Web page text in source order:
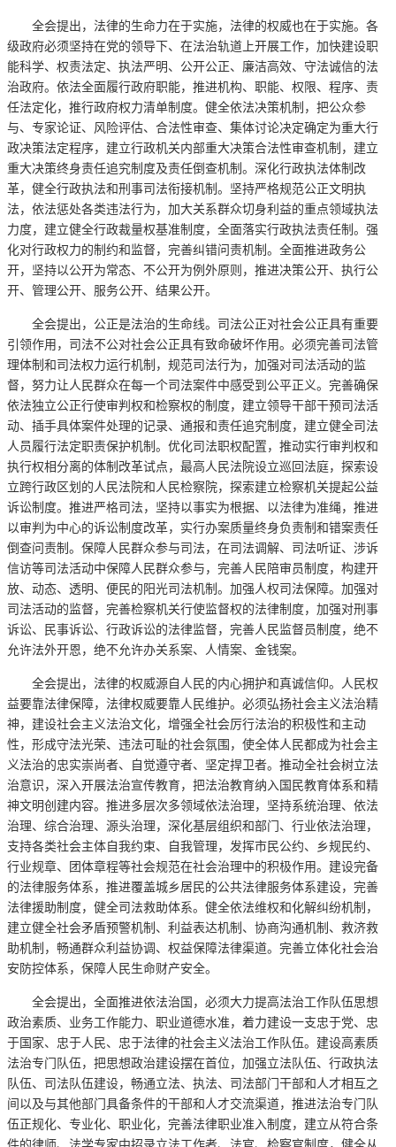
全会提出，法律的生命力在于实施，法律的权威也在于实施。各
级政府必须坚持在党的领导下、在法治轨道上开展工作，加快建设职
能科学、权责法定、执法严明、公开公正、廉洁高效、守法诚信的法
治政府。依法全面履行政府职能，推进机构、职能、权限、程序、责
任法定化，推行政府权力清单制度。健全依法决策机制，把公众参
与、专家论证、风险评估、合法性审查、集体讨论决定确定为重大行
政决策法定程序，建立行政机关内部重大决策合法性审查机制，建立
重大决策终身责任追究制度及责任倒查机制。深化行政执法体制改
革，健全行政执法和刑事司法衔接机制。坚持严格规范公正文明执
法，依法惩处各类违法行为，加大关系群众切身利益的重点领域执法
力度，建立健全行政裁量权基准制度，全面落实行政执法责任制。强
化对行政权力的制约和监督，完善纠错问责机制。全面推进政务公
开，坚持以公开为常态、不公开为例外原则，推进决策公开、执行公
开、管理公开、服务公开、结果公开。
全会提出，公正是法治的生命线。司法公正对社会公正具有重要
引领作用，司法不公对社会公正具有致命破坏作用。必须完善司法管
理体制和司法权力运行机制，规范司法行为，加强对司法活动的监
督，努力让人民群众在每一个司法案件中感受到公平正义。完善确保
依法独立公正行使审判权和检察权的制度，建立领导干部干预司法活
动、插手具体案件处理的记录、通报和责任追究制度，建立健全司法
人员履行法定职责保护机制。优化司法职权配置，推动实行审判权和
执行权相分离的体制改革试点，最高人民法院设立巡回法庭，探索设
立跨行政区划的人民法院和人民检察院，探索建立检察机关提起公益
诉讼制度。推进严格司法，坚持以事实为根据、以法律为准绳，推进
以审判为中心的诉讼制度改革，实行办案质量终身负责制和错案责任
倒查问责制。保障人民群众参与司法，在司法调解、司法听证、涉诉
信访等司法活动中保障人民群众参与，完善人民陪审员制度，构建开
放、动态、透明、便民的阳光司法机制。加强人权司法保障。加强对
司法活动的监督，完善检察机关行使监督权的法律制度，加强对刑事
诉讼、民事诉讼、行政诉讼的法律监督，完善人民监督员制度，绝不
允许法外开恩，绝不允许办关系案、人情案、金钱案。
全会提出，法律的权威源自人民的内心拥护和真诚信仰。人民权
益要靠法律保障，法律权威要靠人民维护。必须弘扬社会主义法治精
神，建设社会主义法治文化，增强全社会厉行法治的积极性和主动
性，形成守法光荣、违法可耻的社会氛围，使全体人民都成为社会主
义法治的忠实崇尚者、自觉遵守者、坚定捍卫者。推动全社会树立法
治意识，深入开展法治宣传教育，把法治教育纳入国民教育体系和精
神文明创建内容。推进多层次多领域依法治理，坚持系统治理、依法
治理、综合治理、源头治理，深化基层组织和部门、行业依法治理，
支持各类社会主体自我约束、自我管理，发挥市民公约、乡规民约、
行业规章、团体章程等社会规范在社会治理中的积极作用。建设完备
的法律服务体系，推进覆盖城乡居民的公共法律服务体系建设，完善
法律援助制度，健全司法救助体系。健全依法维权和化解纠纷机制，
建立健全社会矛盾预警机制、利益表达机制、协商沟通机制、救济救
助机制，畅通群众利益协调、权益保障法律渠道。完善立体化社会治
安防控体系，保障人民生命财产安全。
全会提出，全面推进依法治国，必须大力提高法治工作队伍思想
政治素质、业务工作能力、职业道德水准，着力建设一支忠于党、忠
于国家、忠于人民、忠于法律的社会主义法治工作队伍。建设高素质
法治专门队伍，把思想政治建设摆在首位，加强立法队伍、行政执法
队伍、司法队伍建设，畅通立法、执法、司法部门干部和人才相互之
间以及与其他部门具备条件的干部和人才交流渠道，推进法治专门队
伍正规化、专业化、职业化，完善法律职业准入制度，建立从符合条